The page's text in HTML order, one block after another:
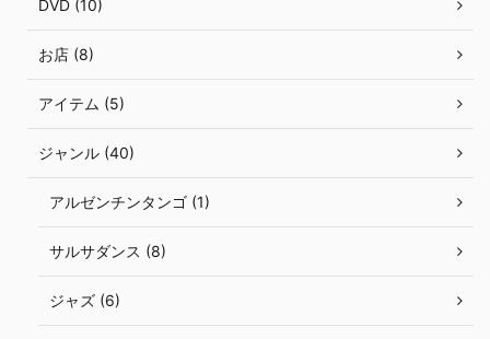
DVD (10)
お店 (8)
アイテム (5)
ジャンル (40)
アルゼンチンタンゴ (1)
サルサダンス (8)
ジャズ (6)